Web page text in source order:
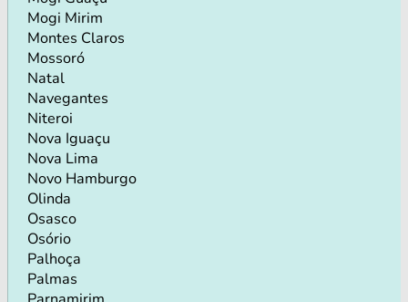
Mogi Mirim
Montes Claros
Mossoró
Natal
Navegantes
Niteroi
Nova Iguaçu
Nova Lima
Novo Hamburgo
Olinda
Osasco
Osório
Palhoça
Palmas